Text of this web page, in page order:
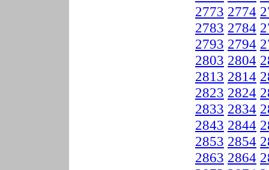
2773 2774
2783 2784
2793 2794
2803 2804
2813 2814
2823 2824
2833 2834
2843 2844
2853 2854
2863 2864